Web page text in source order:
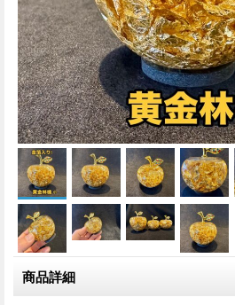
商品詳細